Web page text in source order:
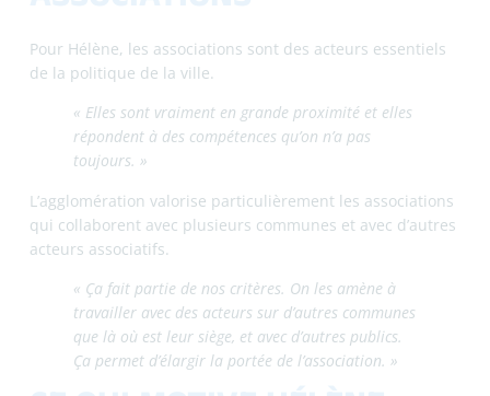
« On n’est pas juste les donneurs d’ordre. Ça
permet aux habitants de comprendre pourquoi
les politiques publiques tendent vers tel ou tel
enjeu. Et au-delà, ils ont le droit de dire qu’ils ne
sont pas d’accord. Ce travail pédagogique me
semble très important pour qu’ils adhèrent à des
techniques. »
LA FORCE DU GRAND
PÉRIGUEUX
Pour Hélène, la force principale du territoire, c’est :